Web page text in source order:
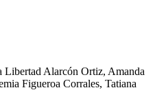
Libertad Alarcón Ortiz, Amanda
Figueroa Corrales, Tatiana